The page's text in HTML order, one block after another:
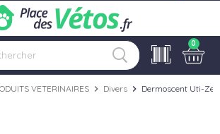
0
VETERINAIRES chevron_right Divers chevron_right Dermoscent Uti-